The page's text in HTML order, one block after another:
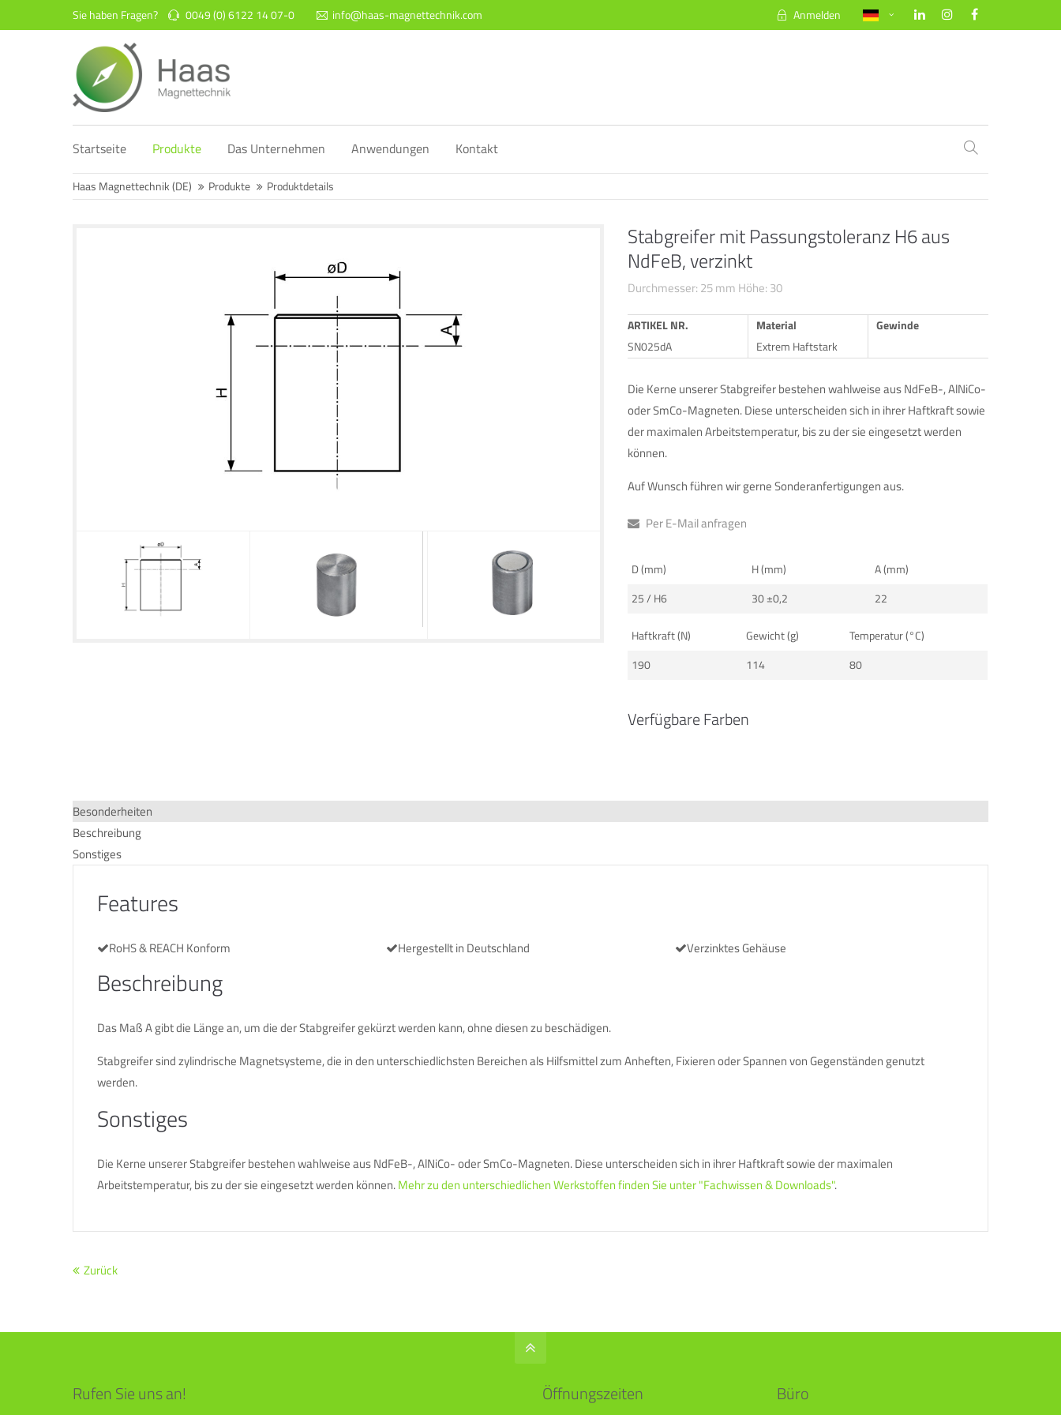
Login
Benutzername
Passwort 24h/ 365days
info@yourdomain.com
Aenean commodo ligula eget dolor. Aenean
massa. Cum sociis natoque penatibus et
nec.
Sie haben Fragen? 0049 (0) 6122 14 07-0 info@haas-magnettechnik.com Anmelden
Startseite Produkte Das Unternehmen Anwendungen Kontakt
Haas Magnettechnik (DE) Produkte Produktdetails
Stabgreifer mit Passungstoleranz H6 aus
NdFeB, verzinkt
Durchmesser: 25 mm Höhe: 30
ARTIKEL NR.
SN025dA
Material
Extrem Haftstark
Gewinde
Die Kerne unserer Stabgreifer bestehen wahlweise aus NdFeB-, AlNiCo-
oder SmCo-Magneten. Diese unterscheiden sich in ihrer Haftkraft sowie
der maximalen Arbeitstemperatur, bis zu der sie eingesetzt werden
können.
Auf Wunsch führen wir gerne Sonderanfertigungen aus.
Per E-Mail anfragen
D (mm) H (mm)
A (mm)
25 / H6
30 ±0,2 22
Haftkraft (N) Gewicht (g)
Temperatur (°C)
190
114 80
Verfügbare Farben
Besonderheiten
Beschreibung
Sonstiges
Features
RoHS & REACH Konform Hergestellt in Deutschland Verzinktes Gehäuse
Beschreibung
Das Maß A gibt die Länge an, um die der Stabgreifer gekürzt werden kann, ohne diesen zu beschädigen.
Stabgreifer sind zylindrische Magnetsysteme, die in den unterschiedlichsten Bereichen als Hilfsmittel zum Anheften, Fixieren oder Spannen von Gegenständen genutzt
werden.
Sonstiges
Die Kerne unserer Stabgreifer bestehen wahlweise aus NdFeB-, AlNiCo- oder SmCo-Magneten. Diese unterscheiden sich in ihrer Haftkraft sowie der maximalen
Arbeitstemperatur, bis zu der sie eingesetzt werden können.Mehr zu den unterschiedlichen Werkstoffen finden Sie unter "Fachwissen & Downloads".
Zurück
Rufen Sie uns an! Öffnungszeiten Büro